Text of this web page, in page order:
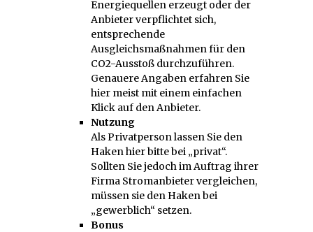
Energiequellen erzeugt oder der
Anbieter verpflichtet sich,
entsprechende
Ausgleichsmaßnahmen für den
CO2-Ausstoß durchzuführen.
Genauere Angaben erfahren Sie
hier meist mit einem einfachen
Klick auf den Anbieter.
Nutzung
Als Privatperson lassen Sie den
Haken hier bitte bei „privat“.
Sollten Sie jedoch im Auftrag ihrer
Firma Stromanbieter vergleichen,
müssen sie den Haken bei
„gewerblich“ setzen.
Bonus